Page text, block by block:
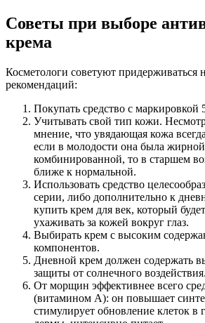
Советы при выборе
крема
Косметологи советуют придерживаться
рекомендаций:
Покупать средство с маркировкой
Учитывать свой тип кожи.
мнение, что увядающая кожа
если в молодости она была
комбинированной, то в старшем
ближе к нормальной.
Использовать средство
серии, либо дополнительно к
купить крем для век, который
ухаживать за кожей вокруг глаз.
Выбирать крем с высоким
компонентов.
Дневной крем должен содержать
защиты от солнечного воздействия.
От морщин эффективнее всего
(витамином А): он повышает
стимулирует обновление клеток в